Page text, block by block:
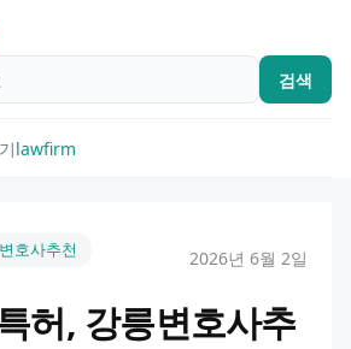
검색
lawfirm
호사추천 2026년 6월 2일
허, 강릉변호사추